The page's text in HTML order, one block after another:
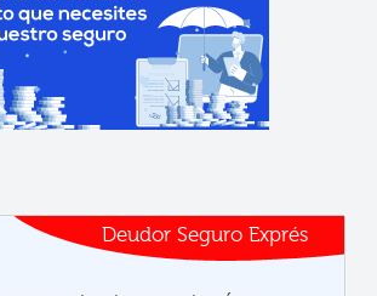
Deudor Seguro Exprés